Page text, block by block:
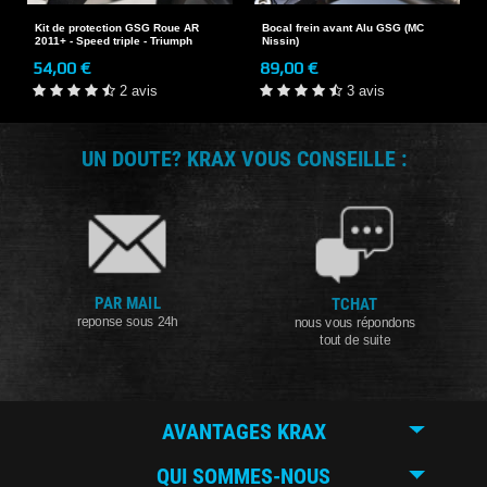
Kit de protection GSG Roue AR
2011+ - Speed triple - Triumph
54,00 €
2 avis
Bocal frein avant Alu GSG (MC
Nissin)
89,00 €
3 avis
UN DOUTE? KRAX VOUS CONSEILLE :
PAR MAIL
reponse sous 24h
TCHAT
nous vous répondons
tout de suite
AVANTAGES KRAX
QUI SOMMES-NOUS